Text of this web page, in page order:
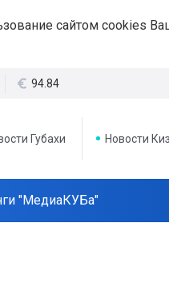
сайтом cookies
94.84
Губахи Новости
"МедиаКУБа"